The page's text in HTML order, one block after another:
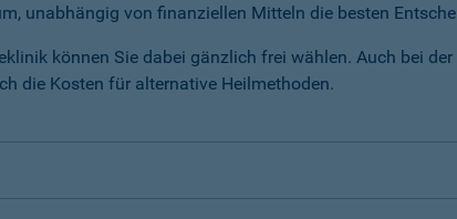
unabhängig von finanziellen Mitteln die besten
können Sie dabei gänzlich frei wählen. Auch bei
die Kosten für alternative Heilmethoden.